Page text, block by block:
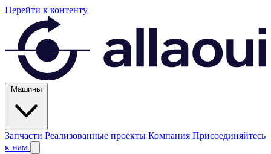
Перейти к контенту
Машины
Запчасти Реализованные проекты Компания Присоединяйтесь
к нам